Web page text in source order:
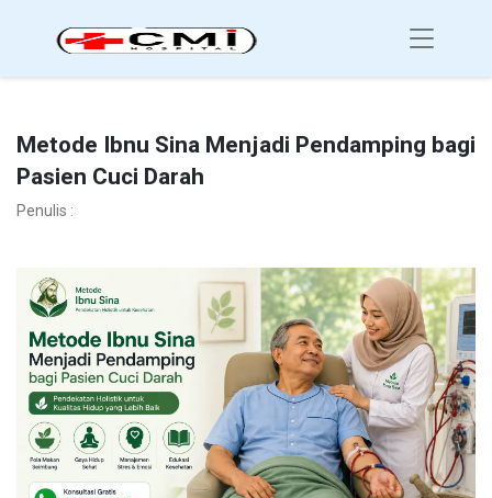
Metode Ibnu Sina Menjadi Pendamping bagi
Pasien Cuci Darah
Penulis :